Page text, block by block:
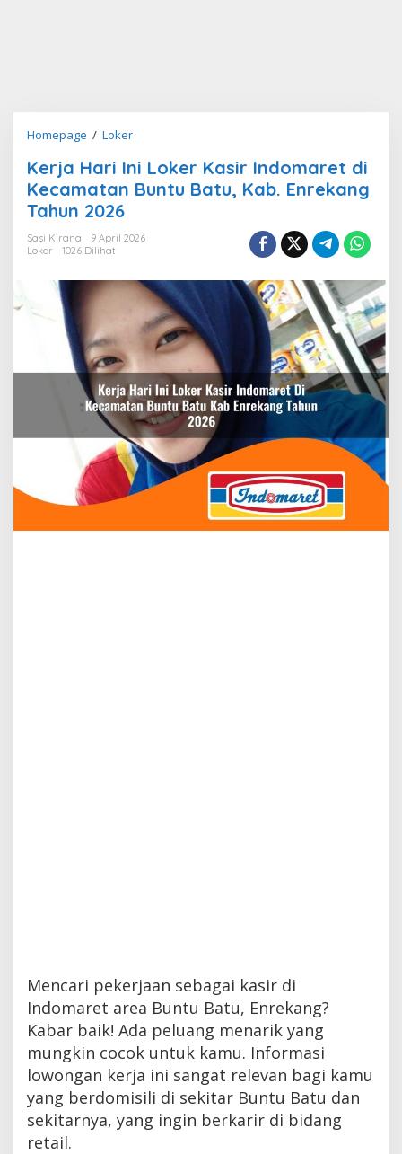
Homepage / LokerKerja
Ini
Loker
di
Buntu
Batu,
Kab.
Enrekang
Tahun
Kerja Hari Ini Loker Kasir Indomaret di
Kecamatan Buntu Batu, Kab. Enrekang
Tahun 2026
Sasi Kirana
9 April 2026
Loker
1026 Dilihat
Mencari pekerjaan sebagai kasir di
Indomaret area Buntu Batu, Enrekang?
Kabar baik! Ada peluang menarik yang
mungkin cocok untuk kamu. Informasi
lowongan kerja ini sangat relevan bagi kamu
yang berdomisili di sekitar Buntu Batu dan
sekitarnya, yang ingin berkarir di bidang
retail.